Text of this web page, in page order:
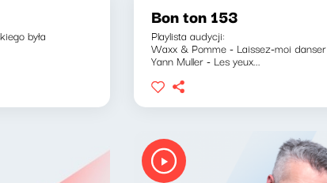
była
Bon ton 153
Playlista audycji:
Waxx & Pomme - Laissez-moi danser
Yann Muller - Les yeux...